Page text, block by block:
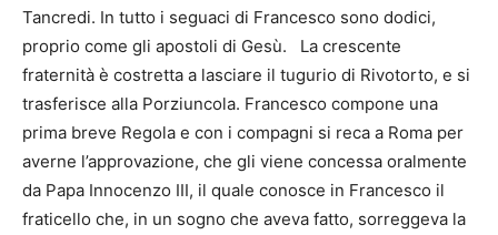
Tancredi. In tutto i seguaci di Francesco sono dodici,
proprio come gli apostoli di Gesù. La crescente
fraternità è costretta a lasciare il tugurio di Rivotorto, e si
trasferisce alla Porziuncola. Francesco compone una
prima breve Regola e con i compagni si reca a Roma per
averne l’approvazione, che gli viene concessa oralmente
da Papa Innocenzo III, il quale conosce in Francesco il
fraticello che, in un sogno che aveva fatto, sorreggeva la